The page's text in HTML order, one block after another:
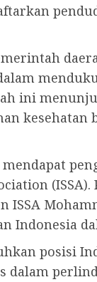
ini
kesehatan
(ISSA).
ISSA
Indonesia
posisi
dalam